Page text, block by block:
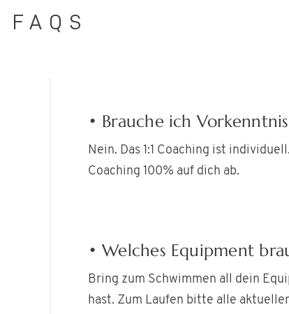
FAQS
• Brauche ich
Nein. Das 1:1 Coaching ist
Coaching 100% auf dich ab.
• Welches Equipment
Bring zum Schwimmen all dein
hast. Zum Laufen bitte alle